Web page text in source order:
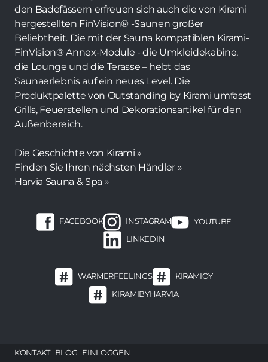
den Badefässern erfreuen sich auch die von Kirami
hergestellten FinVision® -Saunen großer
Beliebtheit. Die mit der Sauna kompatiblen Kirami-
FinVision® Annex-Module - die Umkleidekabine,
die Lounge und die Terasse – hebt das
Saunaerlebnis auf ein neues Level. Die
Produktpalette von Outstanding by Kirami umfasst
Grills, Feuerstellen und Dekorationsartikel für den
Außenbereich.
Die Geschichte von Kirami »
Finden Sie Ihren nächsten Händler »
Harvia Sauna & Spa »
FACEBOOK INSTAGRAM
YOUTUBE
LINKEDIN
WARMERFEELINGS
KIRAMIOY
KIRAMIBYHARVIA
KONTAKT BLOG EINLOGGEN